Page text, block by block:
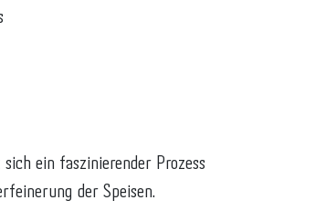
ein faszinierender Prozess
der Speisen.